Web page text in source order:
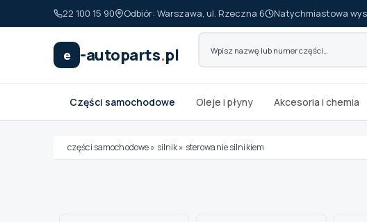
22 100 15 90 Odbiór: Warszawa, ul. Rzeczna 6 Natychmiastowa
e -autoparts.pl
Części samochodowe Oleje i płyny Akcesoria i chemia
części samochodowe» silnik» sterowanie silnikiem